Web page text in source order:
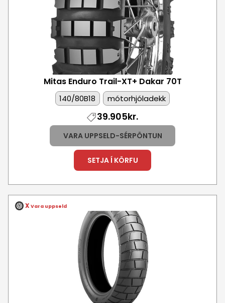
Mitas Enduro Trail-XT+ Dakar 70T
140/80B18 mótorhjóladekk
39.905kr.
VARA UPPSELD-SÉRPÖNTUN
SETJA Í KÖRFU
X Vara uppseld